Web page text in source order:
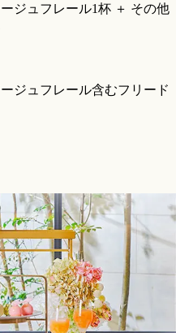
ジュフレール1杯 ＋ その他
ジュフレール含むフリード